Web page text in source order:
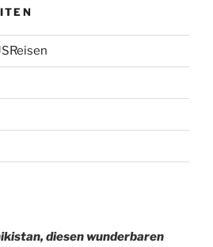
diesen wunderbaren